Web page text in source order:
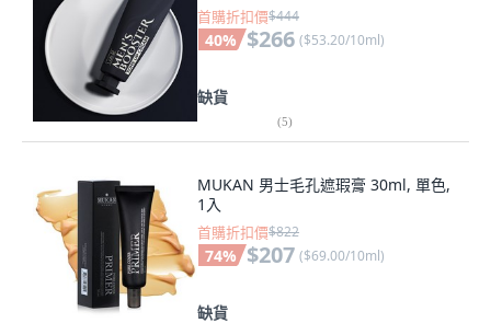
首購折扣價$444
40% $266 ($53.20/10ml)
缺貨
(5)
MUKAN 男士毛孔遮瑕膏 30ml, 單色,
1入
首購折扣價$822
74% $207 ($69.00/10ml)
缺貨